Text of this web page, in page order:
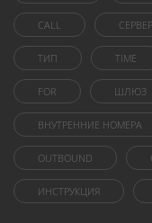
CALL СЕРВЕР
ТИП TIME
FOR ШЛЮЗ
ВНУТРЕННИЕ НОМЕРА
OUTBOUND
ИНСТРУКЦИЯ